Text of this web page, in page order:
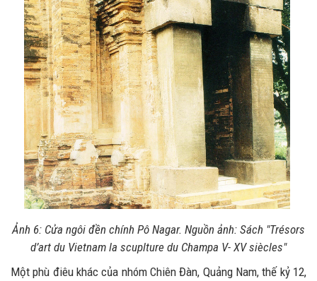
Ảnh 6: Cửa ngôi đền chính Pô Nagar. Nguồn ảnh: Sách "Trésors
d’art du Vietnam la scuplture du Champa V- XV siècles"
Một phù điêu khác của nhóm Chiên Đàn, Quảng Nam, thế kỷ 12,